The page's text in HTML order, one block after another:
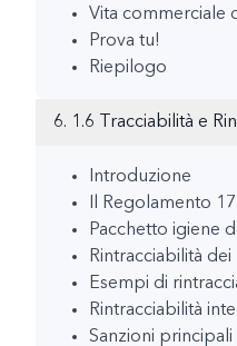
Vita commerciale
Prova tu!
Riepilogo
6. 1.6 Tracciabilità e
Introduzione
Il Regolamento
Pacchetto igiene
Rintracciabilità
Esempi di
Rintracciabilità
Sanzioni principali